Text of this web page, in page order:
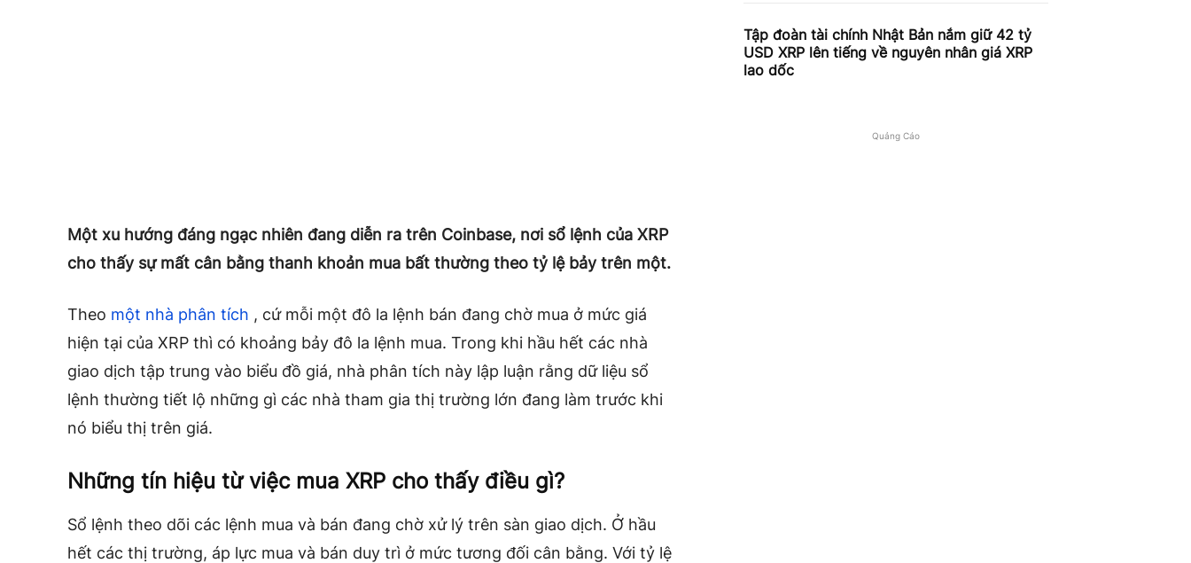
Một xu hướng đáng ngạc nhiên đang diễn ra trên Coinbase, nơi sổ lệnh của XRP
cho thấy sự mất cân bằng thanh khoản mua bất thường theo tỷ lệ bảy trên một.
Theo một nhà phân tích , cứ mỗi một đô la lệnh bán đang chờ mua ở mức giá
hiện tại của XRP thì có khoảng bảy đô la lệnh mua. Trong khi hầu hết các nhà
giao dịch tập trung vào biểu đồ giá, nhà phân tích này lập luận rằng dữ liệu sổ
lệnh thường tiết lộ những gì các nhà tham gia thị trường lớn đang làm trước khi
nó biểu thị trên giá.
Những tín hiệu từ việc mua XRP cho thấy điều gì?
Sổ lệnh theo dõi các lệnh mua và bán đang chờ xử lý trên sàn giao dịch. Ở hầu
hết các thị trường, áp lực mua và bán duy trì ở mức tương đối cân bằng. Với tỷ lệ
Tập đoàn tài chính Nhật Bản nắm giữ 42 tỷ
USD XRP lên tiếng về nguyên nhân giá XRP
lao dốc
Quảng Cáo